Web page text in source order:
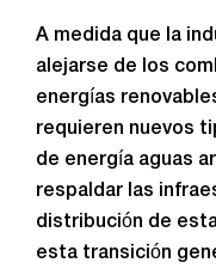
A medida que la
alejarse de los
energías
requieren nuevos
de energía aguas
respaldar las
distribución de
esta transición